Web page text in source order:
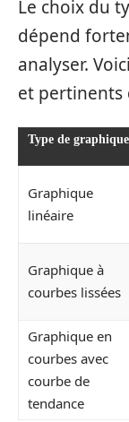
Le choix du
dépend
analyser.
et pertinents
Type de graphique
Graphique
linéaire
Graphique à
courbes lissées
Graphique en
courbes avec
courbe de
tendance